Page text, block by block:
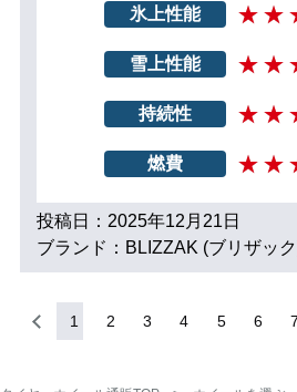
氷上性能
雪上性能
持続性
燃費
投稿日：2025年12月21日
ブランド：BLIZZAK (ブリザッ
1 2 3 4 5 6 7